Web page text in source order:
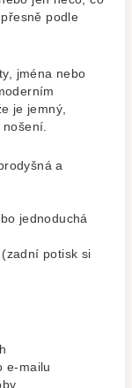
podle
jména nebo
je jemný,
a
jednoduchá
potisk si
e-mailu